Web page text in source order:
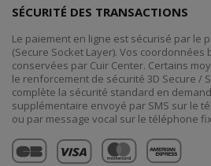
SÉCURITÉ DES TRANSACTIONS
Le paiement en ligne est sécurisé par le
(Secure Socket Layer). Vos
conservées par Cuir Center. Certains
le renforcement de sécurité 3D Secure /
complète la sécurité standard en
supplémentaire envoyé par SMS sur le
ou par message vocal sur le téléphone